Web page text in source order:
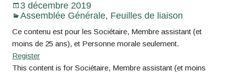
3 décembre 2019
Assemblée Générale, Feuilles de liaison
Ce contenu est pour les Sociétaire, Membre assistant (et
moins de 25 ans), et Personne morale seulement.
Register
This content is for Sociétaire, Membre assistant (et moins